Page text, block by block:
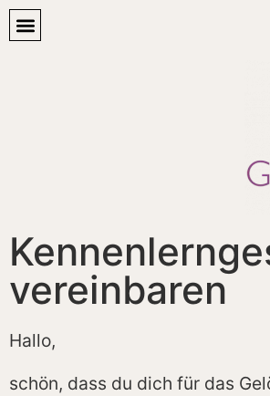
vereinbaren
Hallo,
schön, dass du dich für das